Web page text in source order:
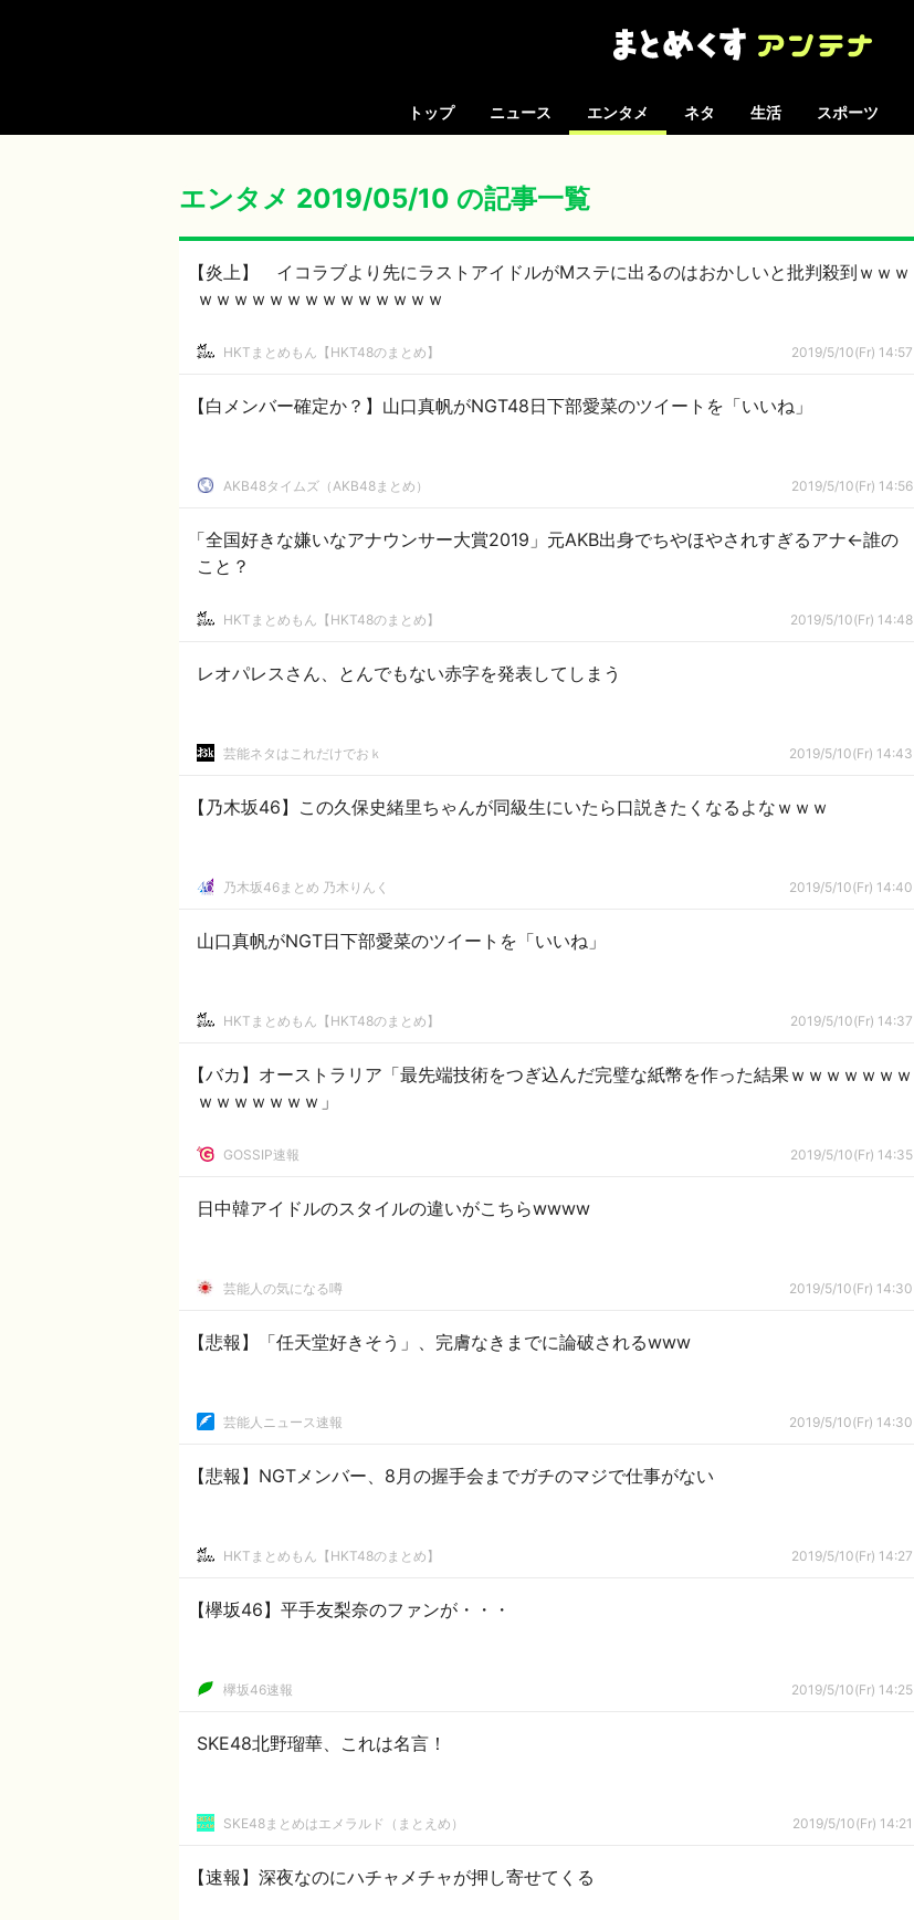
トップ ニュース エンタメ ネタ 生活 スポーツ
エンタメ 2019/05/10 の記事一覧
【炎上】 イコラブより先にラストアイドルがMステに出るのはおかしいと批判殺到ｗｗｗ
ｗｗｗｗｗｗｗｗｗｗｗｗｗｗ
HKTまとめもん【HKT48のまとめ】 2019/5/10(Fr) 14:57
【白メンバー確定か？】山口真帆がNGT48日下部愛菜のツイートを「いいね」
AKB48タイムズ（AKB48まとめ） 2019/5/10(Fr) 14:56
「全国好きな嫌いなアナウンサー大賞2019」元AKB出身でちやほやされすぎるアナ←誰の
こと？
HKTまとめもん【HKT48のまとめ】 2019/5/10(Fr) 14:48
レオパレスさん、とんでもない赤字を発表してしまう
芸能ネタはこれだけでおｋ 2019/5/10(Fr) 14:43
【乃木坂46】この久保史緒里ちゃんが同級生にいたら口説きたくなるよなｗｗｗ
乃木坂46まとめ 乃木りんく 2019/5/10(Fr) 14:40
山口真帆がNGT日下部愛菜のツイートを「いいね」
HKTまとめもん【HKT48のまとめ】 2019/5/10(Fr) 14:37
【バカ】オーストラリア「最先端技術をつぎ込んだ完璧な紙幣を作った結果ｗｗｗｗｗｗｗ
ｗｗｗｗｗｗｗ」
GOSSIP速報 2019/5/10(Fr) 14:35
日中韓アイドルのスタイルの違いがこちらwwww
芸能人の気になる噂 2019/5/10(Fr) 14:30
【悲報】「任天堂好きそう」、完膚なきまでに論破されるwww
芸能人ニュース速報 2019/5/10(Fr) 14:30
【悲報】NGTメンバー、8月の握手会までガチのマジで仕事がない
HKTまとめもん【HKT48のまとめ】 2019/5/10(Fr) 14:27
【欅坂46】平手友梨奈のファンが・・・
欅坂46速報 2019/5/10(Fr) 14:25
SKE48北野瑠華、これは名言！
SKE48まとめはエメラルド（まとえめ） 2019/5/10(Fr) 14:21
【速報】深夜なのにハチャメチャが押し寄せてくる